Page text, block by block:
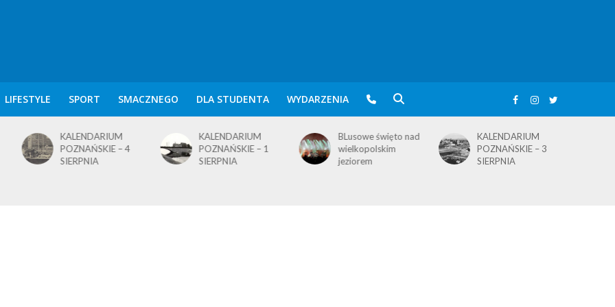
LIFESTYLE SPORT SMACZNEGO DLA STUDENTA WYDARZENIA
KALENDARIUM
POZNAŃSKIE – 1
SIERPNIA
BLusowe święto nad
wielkopolskim
jeziorem
KALENDARIUM
POZNAŃSKIE – 3
SIERPNIA
KALENDARIUM
POZNAŃSKIE – 2
SIERPNIA